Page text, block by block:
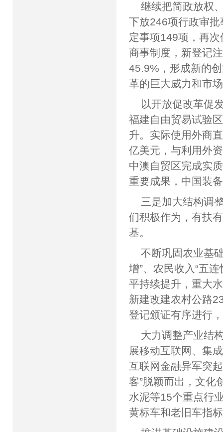
继续把简政放权
下放246项行政审
定事项149项，再
商事制度，新登记
45.9%，形成新的
革的巨大威力和市
以开放促改革促
福建自由贸易试验
升。实际使用外商
亿美元，与利用外
中澳自贸区完成实
重要成果，中国装
三是加大结构调
们积极作为，有扶
基。
不断巩固农业基
增”、农民收入“五
平持续提升，重大
新建改建农村公路
登记颁证有序进行
大力调整产业结
展移动互联网、集
互联网金融异军突
客”脱颖而出，文化
水泥等15个重点行
黄标车和老旧车指